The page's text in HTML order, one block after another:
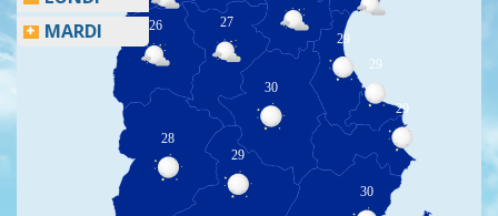
27
26
30
29
29
29
28
29
30
MARDI